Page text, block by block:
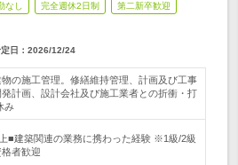
なし 完全週休2日制 第二新卒歓迎
日： 2026/12/24
の施工管理。修繕維持管理、計画及び工事
計画、設計会社及び施工業者との折衝・打
み
■建築関連の業務に携わった経験 ※1級/2級
者歓迎